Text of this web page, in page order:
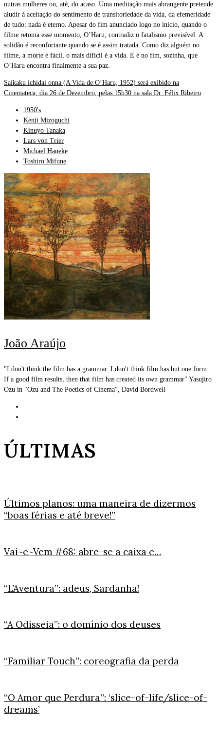
outras mulheres ou, até, do acaso. Uma meditação mais abrangente pretende
aludir à aceitação do sentimento de transitoriedade da vida, da efemeridade
de tudo: nada é eterno. Apesar do fim anunciado logo no início, quando o
filme retoma esse momento, O’Haru, contradiz o fatalismo previsível. A
solidão é reconfortante quando se é assim tratada. Como diz alguém no
filme, a morte é fácil, o mais difícil é a vida. E é no fim, sozinha, que
O’Haru encontra finalmente a sua paz.
Saikaku ichidai onna (A Vida de O’Haru, 1952) será exibido na
Cinemateca, dia 26 de Dezembro, pelas 15h30 na sala Dr. Félix Ribeiro
1950's
Kenji Mizoguchi
Kinuyo Tanaka
Lars von Trier
Michael Haneke
Toshiro Mifune
João Araújo
"I don't think the film has a grammar. I don't think film has but one form.
If a good film results, then that film has created its own grammar" Yasujiro
Ozu in "Ozu and The Poetics of Cinema", David Bordwell
ÚLTIMAS
Últimos planos: uma maneira de dizermos
“boas férias e até breve!”
Vai~e~Vem #68: abre-se a caixa e…
“L’Aventura”: adeus, Sardanha!
“A Odisseia”: o domínio dos deuses
“Familiar Touch”: coreografia da perda
“O Amor que Perdura”: ‘slice-of-life/slice-of-
dreams’